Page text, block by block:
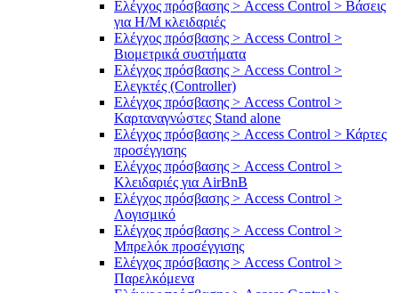
Ελέγχος πρόσβασης > Access Control > Βάσεις
για Η/Μ κλειδαριές
Ελέγχος πρόσβασης > Access Control >
Βιομετρικά συστήματα
Ελέγχος πρόσβασης > Access Control >
Ελεγκτές (Controller)
Ελέγχος πρόσβασης > Access Control >
Καρταναγνώστες Stand alone
Ελέγχος πρόσβασης > Access Control > Κάρτες
προσέγγισης
Ελέγχος πρόσβασης > Access Control >
Κλειδαριές για AirBnB
Ελέγχος πρόσβασης > Access Control >
Λογισμικό
Ελέγχος πρόσβασης > Access Control >
Μπρελόκ προσέγγισης
Ελέγχος πρόσβασης > Access Control >
Παρελκόμενα